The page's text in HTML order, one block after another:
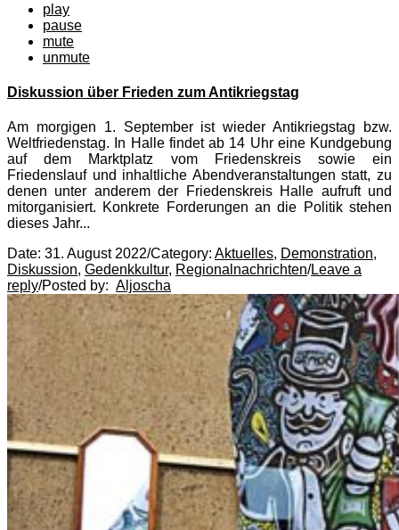
play
pause
mute
unmute
Diskussion über Frieden zum Antikriegstag
Am morgigen 1. September ist wieder Antikriegstag bzw.
Weltfriedenstag. In Halle findet ab 14 Uhr eine Kundgebung
auf dem Marktplatz vom Friedenskreis sowie ein
Friedenslauf und inhaltliche Abendveranstaltungen statt, zu
denen unter anderem der Friedenskreis Halle aufruft und
mitorganisiert. Konkrete Forderungen an die Politik stehen
dieses Jahr...
Date: 31. August 2022/Category: Aktuelles, Demonstration,
Diskussion, Gedenkkultur, Regionalnachrichten/Leave a
reply/Posted by: Aljoscha